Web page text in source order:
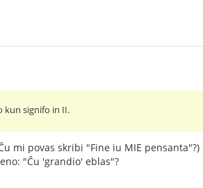
kun signifo in II.
mi povas skribi "Fine iu MIE pensanta"?)
"Ĉu 'grandio' eblas"?